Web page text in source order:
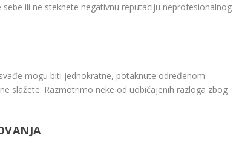
ili ne steknete negativnu reputaciju neprofesionalnog
mogu biti jednokratne, potaknute određenom
slažete. Razmotrimo neke od uobičajenih razloga zbog